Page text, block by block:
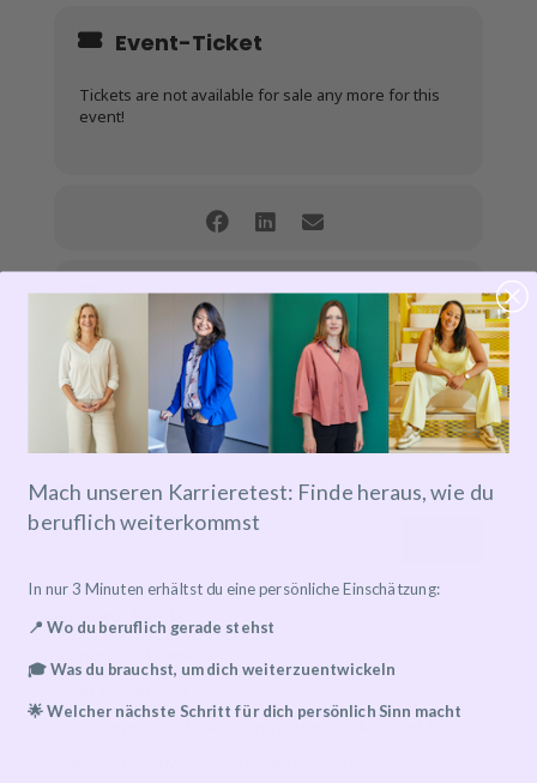
Event-Ticket
Tickets are not available for sale any more for this
event!
Details zu Online-Events
Event has already taken place!
Search
Recent Posts
Transformation leben: Orphoz meets MentorMe
Mach unseren Karrieretest: Finde heraus, wie du
beruflich weiterkommst
In nur 3 Minuten erhältst du eine persönliche Einschätzung:
📍 Wo du beruflich gerade stehst
🎓 Was du brauchst, um dich weiterzuentwickeln
🌟 Welcher nächste Schritt für dich persönlich Sinn macht